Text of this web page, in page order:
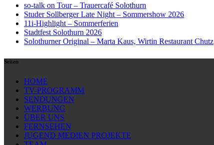
so-talk on Tour – Trauercafé Solothurn
Studer Sollberger Late Night – Sommershow 2026
11i-Highlight – Sommerferien
Stadtfest Solothurn 2026
Solothurner Original – Marta Kaus, Wirtin Restaurant Chutz
Seiten
HOME
TV-PROGRAMM
SENDUNGEN
WERBUNG
ÜBER UNS
FERNSEHEN
JUGEND MEDIEN PROJEKTE